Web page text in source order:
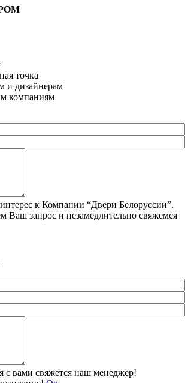
точка
и дизайнерам
компаниям
к Компании “Двери Белоруссии”.
Ваш запрос и незамедлительно свяжемся
с вами свяжется наш менеджер!